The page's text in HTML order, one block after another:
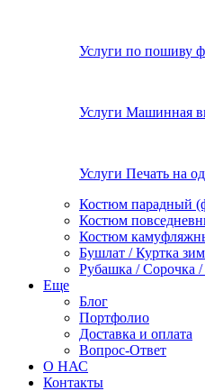
Услуги по пошиву
Услуги Машинная
Услуги Печать на
Костюм парадный
Костюм
Костюм
Бушлат / Куртка
Рубашка / Сорочка
Еще
Блог
Портфолио
Доставка и оплата
Вопрос-Ответ
О НАС
Контакты